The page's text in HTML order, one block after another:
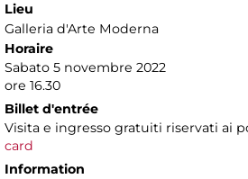
Lieu
Galleria d'Arte Moderna
Horaire
Sabato 5 novembre 2022
ore 16.30
Billet d'entrée
Visita e ingresso gratuiti riservati ai
card
Information